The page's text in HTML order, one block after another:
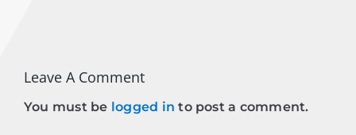
Leave A Comment
You must be logged in to post a comment.